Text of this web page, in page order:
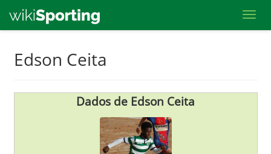
Edson Ceita
Dados de Edson Ceita